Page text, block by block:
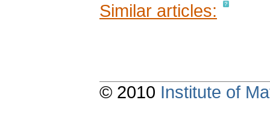
Similar articles:
© 2010 Institute of